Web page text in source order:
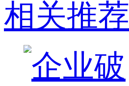
相关推荐